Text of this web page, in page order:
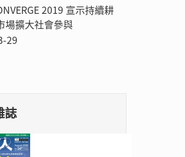
2019 宣示持續耕
場擴大社會參與
29
誌